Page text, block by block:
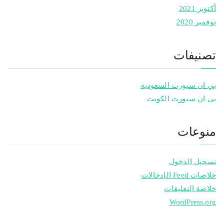
أكتوبر 2021
نوفمبر 2020
تصنيفات
بي ان سبورت السعودية
بي ان سبورت الكويت
منوعات
تسجيل الدخول
خلاصات Feed الإدخالات
خلاصة التعليقات
WordPress.org